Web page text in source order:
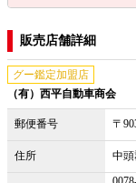
販売店舗詳細
グー鑑定加盟店
（有）西平自動車商会
郵便番号 〒
住所 中頭